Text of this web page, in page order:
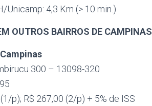
Unicamp: 4,3 Km (> 10 min.)
OUTROS BAIRROS DE CAMPINAS
300 – 13098-320
p); R$ 267,00 (2/p) + 5% de ISS